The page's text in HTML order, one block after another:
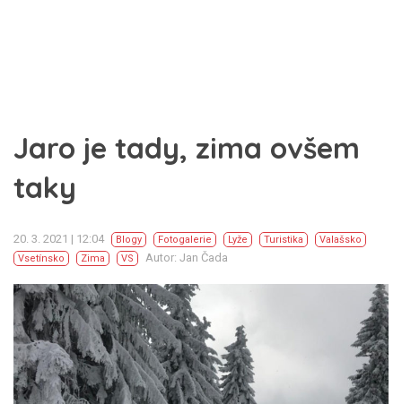
Jaro je tady, zima ovšem
taky
20. 3. 2021 | 12:04 Blogy Fotogalerie Lyže Turistika
Valašsko
Vsetínsko
Zima VS Autor: Jan Čada